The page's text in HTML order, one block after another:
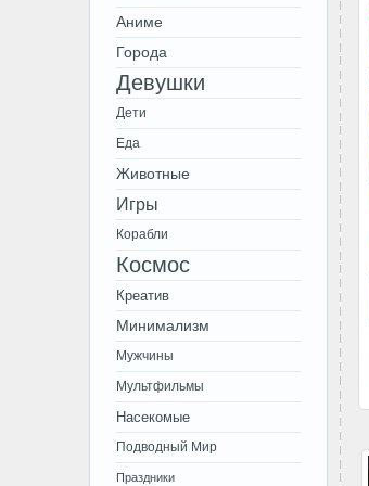
Аниме
Города
Девушки
Дети
Еда
Животные
Игры
Корабли
Космос
Креатив
Минимализм
Мужчины
Мультфильмы
Насекомые
Подводный Мир
Праздники